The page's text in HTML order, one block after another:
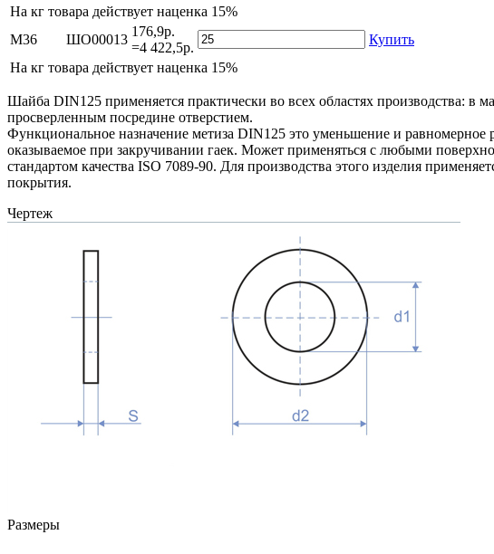
На кг товара действует наценка 15%
М36
ШО00013
176,9р.
=4 422,5р.
Купить
На кг товара действует наценка 15%
Шайба DIN125 применяется практически во всех областях производства: в
просверленным посредине отверстием.
Функциональное назначение метиза DIN125 это уменьшение и
оказываемое при закручивании гаек. Может применяться с любыми
стандартом качества ISO 7089-90. Для производства этого изделия
покрытия.
Чертеж
Размеры